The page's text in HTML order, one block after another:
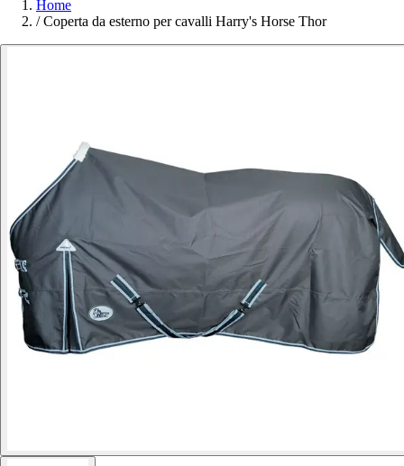
Home
/ Coperta da esterno per cavalli Harry's Horse Thor